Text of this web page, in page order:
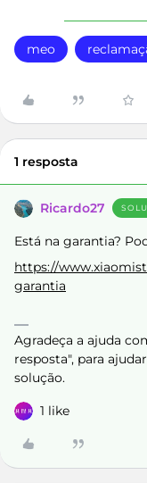
meo
1 resposta
Ricardo27
Está na garantia?
https://
garantia
Agradeça a ajuda
resposta", para
solução.
1 like